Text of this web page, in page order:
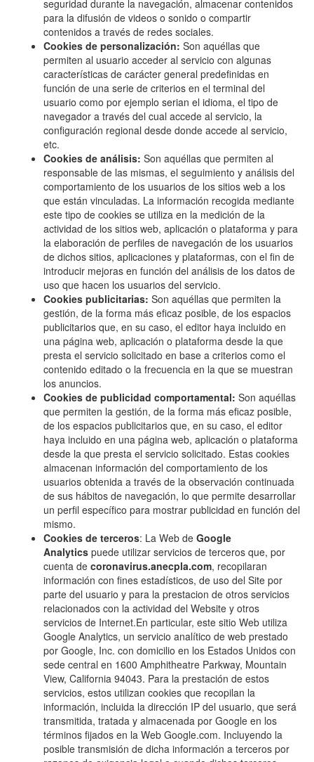
seguridad durante la navegación, almacenar contenidos
para la difusión de videos o sonido o compartir
contenidos a través de redes sociales.
Cookies de personalización: Son aquéllas que
permiten al usuario acceder al servicio con algunas
características de carácter general predefinidas en
función de una serie de criterios en el terminal del
usuario como por ejemplo serian el idioma, el tipo de
navegador a través del cual accede al servicio, la
configuración regional desde donde accede al servicio,
etc.
Cookies de análisis: Son aquéllas que permiten al
responsable de las mismas, el seguimiento y análisis del
comportamiento de los usuarios de los sitios web a los
que están vinculadas. La información recogida mediante
este tipo de cookies se utiliza en la medición de la
actividad de los sitios web, aplicación o plataforma y para
la elaboración de perfiles de navegación de los usuarios
de dichos sitios, aplicaciones y plataformas, con el fin de
introducir mejoras en función del análisis de los datos de
uso que hacen los usuarios del servicio.
Cookies publicitarias: Son aquéllas que permiten la
gestión, de la forma más eficaz posible, de los espacios
publicitarios que, en su caso, el editor haya incluido en
una página web, aplicación o plataforma desde la que
presta el servicio solicitado en base a criterios como el
contenido editado o la frecuencia en la que se muestran
los anuncios.
Cookies de publicidad comportamental: Son aquéllas
que permiten la gestión, de la forma más eficaz posible,
de los espacios publicitarios que, en su caso, el editor
haya incluido en una página web, aplicación o plataforma
desde la que presta el servicio solicitado. Estas cookies
almacenan información del comportamiento de los
usuarios obtenida a través de la observación continuada
de sus hábitos de navegación, lo que permite desarrollar
un perfil específico para mostrar publicidad en función del
mismo.
Cookies de terceros: La Web de Google
Analytics puede utilizar servicios de terceros que, por
cuenta de coronavirus.anecpla.com, recopilaran
información con fines estadísticos, de uso del Site por
parte del usuario y para la prestacion de otros servicios
relacionados con la actividad del Website y otros
servicios de Internet.En particular, este sitio Web utiliza
Google Analytics, un servicio analítico de web prestado
por Google, Inc. con domicilio en los Estados Unidos con
sede central en 1600 Amphitheatre Parkway, Mountain
View, California 94043. Para la prestación de estos
servicios, estos utilizan cookies que recopilan la
información, incluida la dirección IP del usuario, que será
transmitida, tratada y almacenada por Google en los
términos fijados en la Web Google.com. Incluyendo la
posible transmisión de dicha información a terceros por